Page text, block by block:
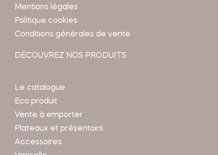
Mentions légales
Politique cookies
Conditions générales de vente
DÉCOUVREZ NOS PRODUITS
Le catalogue
Eco produit
Vente à emporter
Plateaux et présentoirs
Accessoires